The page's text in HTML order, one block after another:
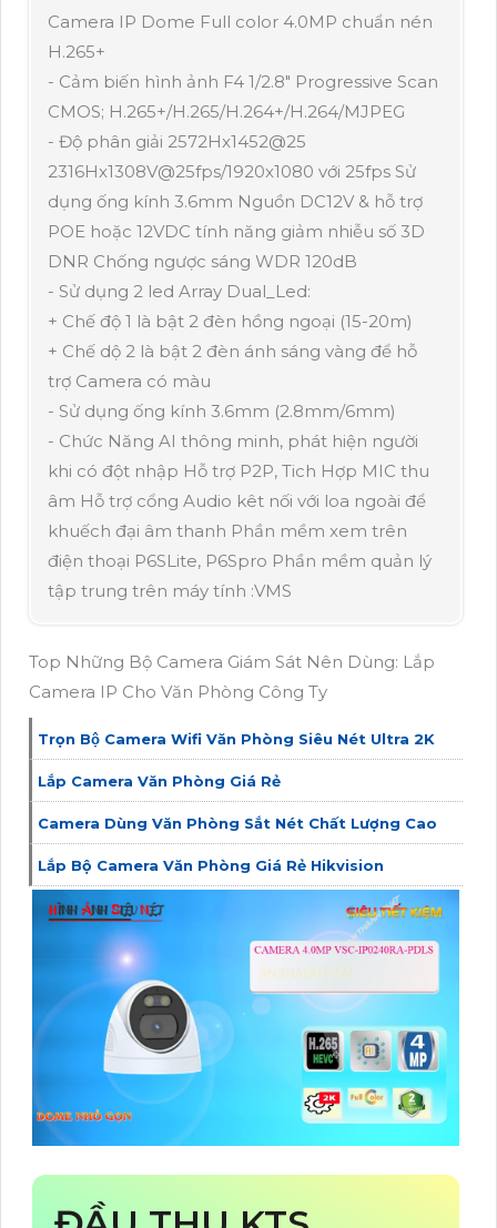
Camera IP Dome Full color 4.0MP chuẩn nén
H.265+
- Cảm biến hình ảnh F4 1/2.8" Progressive Scan
CMOS; H.265+/H.265/H.264+/H.264/MJPEG
- Độ phân giải 2572Hx1452@25
2316Hx1308V@25fps/1920x1080 với 25fps Sử
dụng ống kính 3.6mm Nguồn DC12V & hỗ trợ
POE hoặc 12VDC tính năng giảm nhiễu số 3D
DNR Chống ngược sáng WDR 120dB
- Sử dụng 2 led Array Dual_Led:
+ Chế độ 1 là bật 2 đèn hồng ngoại (15-20m)
+ Chế dộ 2 là bật 2 đèn ánh sáng vàng để hỗ
trợ Camera có màu
- Sử dụng ống kính 3.6mm (2.8mm/6mm)
- Chức Năng AI thông minh, phát hiện người
khi có đột nhập Hỗ trợ P2P, Tich Hợp MIC thu
âm Hỗ trợ cổng Audio kêt nối với loa ngoài để
khuếch đại âm thanh Phần mềm xem trên
điện thoại P6SLite, P6Spro Phần mềm quản lý
tập trung trên máy tính :VMS
Top Những Bộ Camera Giám Sát Nên Dùng: Lắp
Camera IP Cho Văn Phòng Công Ty
Trọn Bộ Camera Wifi Văn Phòng Siêu Nét Ultra 2K
Lắp Camera Văn Phòng Giá Rẻ
Camera Dùng Văn Phòng Sắt Nét Chất Lượng Cao
Lắp Bộ Camera Văn Phòng Giá Rẻ Hikvision